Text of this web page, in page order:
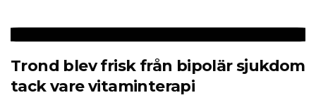
Trond blev frisk från bipolär sjukdom
tack vare vitaminterapi